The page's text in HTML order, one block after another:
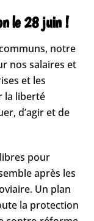
le 28 juin !
notre
nos salaires et
et les
la liberté
d’agir et de
pour
après les
Un plan
la protection